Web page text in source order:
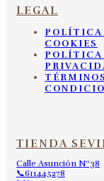
LEGAL
POLÍTICA
COOKIES
POLÍTICA
TIENDA
Calle Asunción Nº38
📞611445278